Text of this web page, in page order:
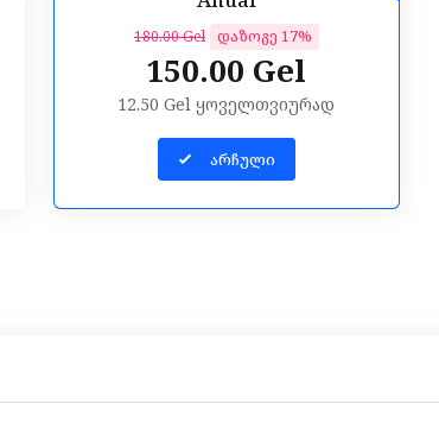
180.00 Gel დაზოგე 17%
150.00 Gel
12.50 Gel ყოველთვიურად
არჩული